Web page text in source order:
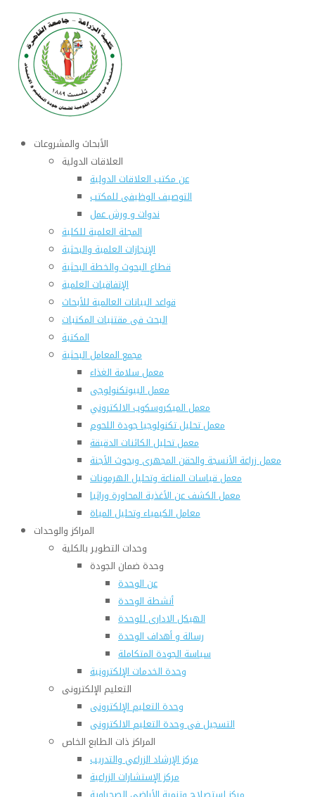
الأبحاث والمشروعات
العلاقات الدولية
عن مكتب العلاقات الدولية
التوصيف الوظيفى للمكتب
ندوات و ورش عمل
المجلة العلمية للكلية
الإنجازات العلمية والبحثية
قطاع البحوث والخطة البحثية
الإتفاقيات العلمية
قواعد البيانات العالمية للأبحاث
البحث فى مقتنيات المكتبات
المكتبة
مجمع المعامل البحثية
معمل سلامة الغذاء
معمل البيوتكنولوجى
معمل الميكروسكوب الالكتروني
معمل تحليل تكنولوجيا جودة اللحوم
معمل تحليل الكائنات الدقيقة
معمل زراعة الأنسجة والحقن المجهرى وبحوث الأجنة
معمل قياسات المناعة وتحليل الهرمونات
معمل الكشف عن الأغذية المحاورة وراثيا
معامل الكيمياء وتحليل المياة
المراكز والوحدات
وحدات التطوير بالكلية
وحدة ضمان الجودة
عن الوحدة
أنشطة الوحدة
الهيكل الادارى للوحدة
رسالة و أهداف الوحدة
سياسة الجودة المتكاملة
وحدة الخدمات الإلكترونية
التعليم الإلكترونى
وحدة التعليم الإلكترونى
التسجيل فى وحدة التعليم الالكترونى
المراكز ذات الطابع الخاص
مركز الإرشاد الزراعي والتدريب
مركز الإستشارات الزراعية